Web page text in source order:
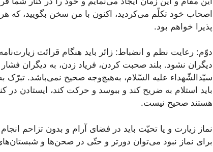
اصحاب خود تکلّم می‌کردید، اکنون با من سخن بگویید، که
پذیرا خواهم بود.
دوّم: رعایت نظم و انضباط: زائر باید هنگام قرائت
دیگران نشود. بلند صحبت کردن، فریاد زدن، به دیگران
سیّدالشّهداء علیه السّلام، به‌هیچ‌وجه صحیح نمی‌باشد. تبرّک
باید استلام به ضریح کند و ببوسد و حرکت کند، ایستادن در
هستند صحیح نیست.
نماز زیارت و یا تحیّت باید در فضای آرام و بدون تزاحم
برای نماز نبود می‌توان دورتر و حتّی در صحن‌ها و